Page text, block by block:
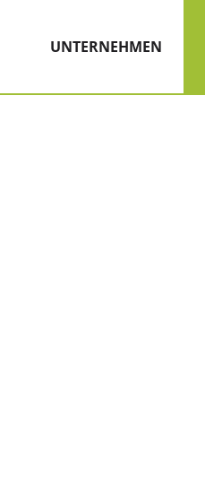
UNTERNEHMEN